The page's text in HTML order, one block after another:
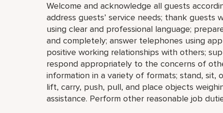
Welcome and acknowledge all guests
address guests’ service needs; thank
using clear and professional language;
and completely; answer telephones using
positive working relationships with others;
respond appropriately to the concerns of
information in a variety of formats; stand,
lift, carry, push, pull, and place objects
assistance. Perform other reasonable job